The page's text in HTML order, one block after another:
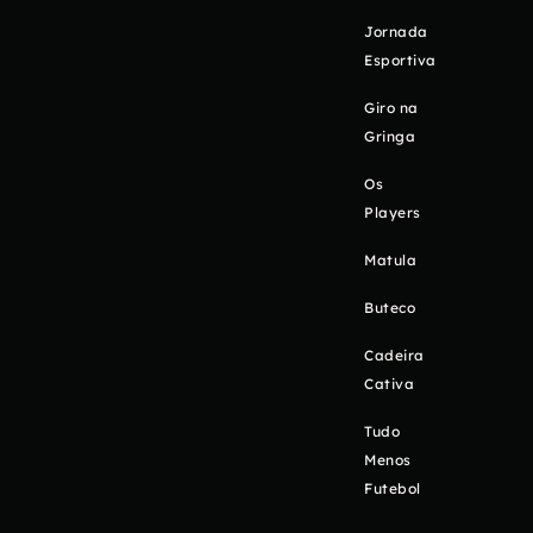
Jornada
Esportiva
Giro na
Gringa
Os
Players
Matula
Buteco
Cadeira
Cativa
Tudo
Menos
Futebol